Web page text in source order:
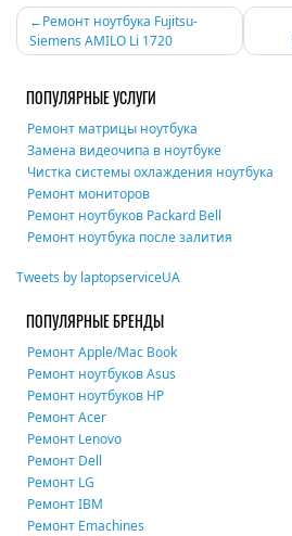
Навигация
по
записям
Ремонт ноутбука Fujitsu-
Siemens AMILO Li 1720
ПОПУЛЯРНЫЕ УСЛУГИ
Ремонт матрицы ноутбука
Замена видеочипа в ноутбуке
Чистка системы охлаждения ноутбука
Ремонт мониторов
Ремонт ноутбуков Packard Bell
Ремонт ноутбука после залития
Tweets by laptopserviceUA
ПОПУЛЯРНЫЕ БРЕНДЫ
Ремонт Apple/Mac Book
Ремонт ноутбуков Asus
Ремонт ноутбуков HP
Ремонт Acer
Ремонт Lenovo
Ремонт Dell
Ремонт LG
Ремонт IBM
Ремонт Emachines